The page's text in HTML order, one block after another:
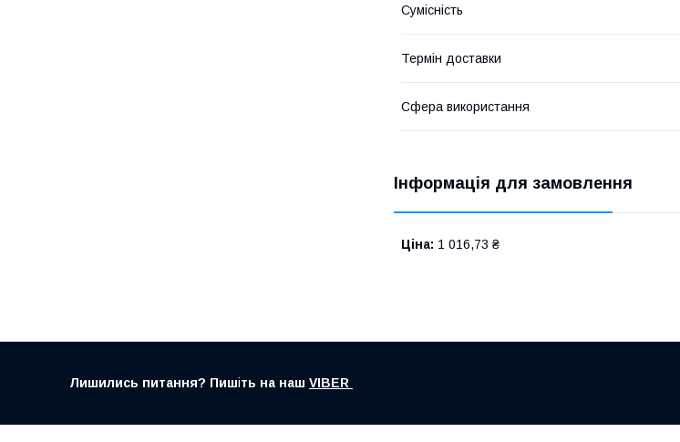
Сумісність
Термін доставки
Сфера використання
Інформація для замовлення
Ціна: 1 016,73 ₴
Лишились питання? Пишіть на наш VIBER